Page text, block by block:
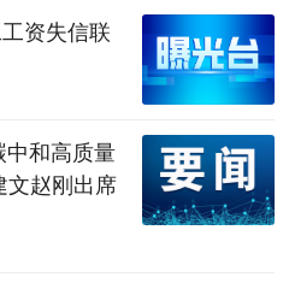
资失信联
和高质量
文赵刚出席